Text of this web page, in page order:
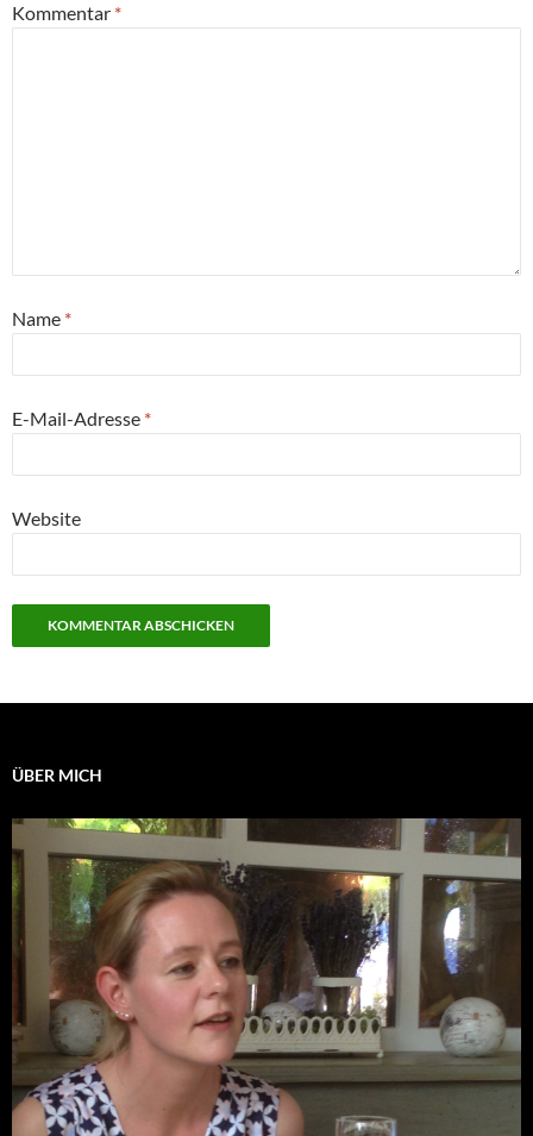
Kommentar *
Name *
E-Mail-Adresse *
Website
ÜBER MICH